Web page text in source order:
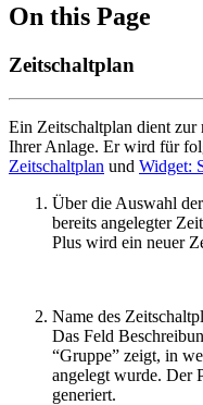
On this Page
Zeitschaltplan
Ein Zeitschaltplan dient zur
Ihrer Anlage. Er wird für
Zeitschaltplan und Widget:
Über die Auswahl
bereits angelegter
Plus wird ein neuer
Name des
Das Feld
“Gruppe” zeigt, in
angelegt wurde. Der
generiert.